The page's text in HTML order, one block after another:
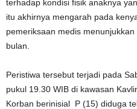
terhadap kondisi fisik anaknya
itu akhirnya mengarah pada
pemeriksaan medis
bulan.
Peristiwa tersebut terjadi pada
pukul 19.30 WIB di kawasan
Korban berinisial P (15) diduga